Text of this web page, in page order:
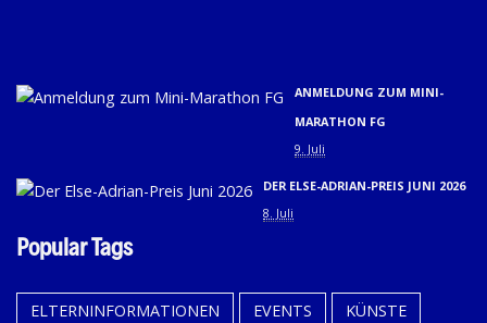
ANMELDUNG ZUM MINI-
MARATHON FG
9. Juli
DER ELSE-ADRIAN-PREIS JUNI 2026
8. Juli
Popular Tags
ELTERNINFORMATIONEN EVENTS
KÜNSTE